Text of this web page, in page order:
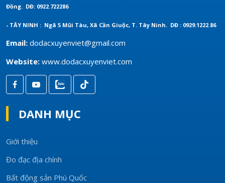
Đồng. DĐ: 0922.722286
- TÂY NINH : Ngã 5 Mũi Tàu, Xã Cần Giuộc, T. Tây Ninh. DĐ : 0929.1222.86
Email: dodacxuyenviet@gmail.com
Website: www.dodacxuyenviet.com
DANH MỤC
Giới thiệu
Đo đạc địa chính
Bất động sản Phú Quốc